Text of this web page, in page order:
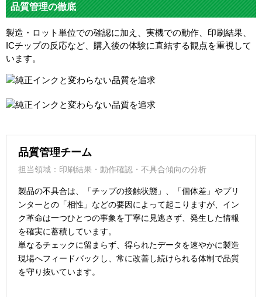
品質管理の徹底
製造・ロット単位での確認に加え、実機での動作、印刷結果、
ICチップの反応など、購入後の体験に直結する観点を重視して
います。
品質管理チーム
担当領域：印刷結果・動作確認・不具合傾向の分析
製品の不具合は、「チップの接触状態」、「個体差」やプリ
ンターとの「相性」などの要因によって起こりますが、イン
ク革命は一つひとつの事象を丁寧に見逃さず、発生した情報
を確実に蓄積しています。
単なるチェックに留まらず、得られたデータを速やかに製造
現場へフィードバックし、常に改善し続けられる体制で品質
を守り抜いています。